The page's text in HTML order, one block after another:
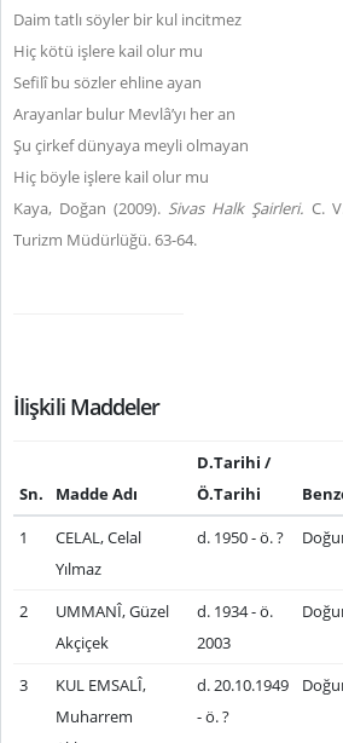
Daim tatlı söyler bir kul incitmez
Hiç kötü işlere kail olur mu
Sefilî bu sözler ehline ayan
Arayanlar bulur Mevlâ’yı her an
Şu çirkef dünyaya meyli olmayan
Hiç böyle işlere kail olur mu
Kaya, Doğan (2009). Sivas Halk Şairleri. C.
Turizm Müdürlüğü. 63-64.
İlişkili Maddeler
Sn. Madde Adı
D.Tarihi /
Ö.Tarihi
1
CELAL, Celal
Yılmaz
d. 1950 - ö. ?
2
UMMANÎ, Güzel
Akçiçek
d. 1934 - ö.
2003
3
KUL EMSALÎ,
Muharrem
d. 20.10.1949
- ö. ?